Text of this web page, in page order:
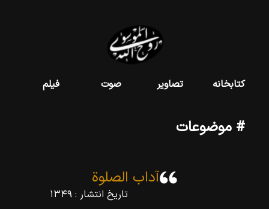
کتابخانه تصاویر صوت فیلم
# موضوعات
آداب الصلوة
تاریخ انتشار :۱۳۴۹